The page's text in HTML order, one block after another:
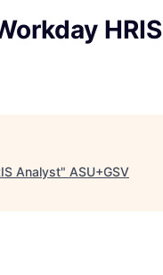
HRIS
Analyst" ASU+GSV